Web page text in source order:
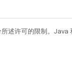
述许可的限制。Java